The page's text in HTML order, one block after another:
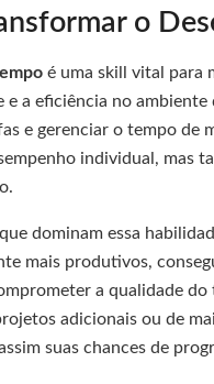
o
é uma skill vital para
e a eficiência no ambiente
e gerenciar o tempo de
individual, mas
dominam essa
mais produtivos,
a qualidade
adicionais ou de
suas chances de